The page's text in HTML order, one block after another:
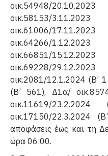
οικ.54948/
οικ.58153/
οικ.61006/
οικ.64266/
οικ.66851/
οικ.69228/
οικ.2081/12.1.2024 (Β’
(Β’ 561), Δ1α/
οικ.11619/
οικ.17150/22.3.2024
αποφάσεις έως και τη
ώρα 06:00.